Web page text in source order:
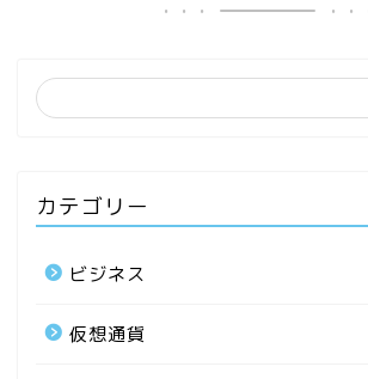
カテゴリー
ビジネス
仮想通貨